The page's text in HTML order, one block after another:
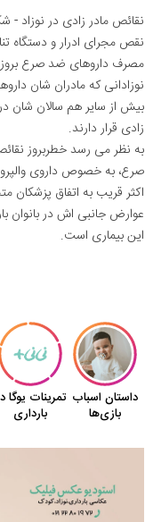
نقائص مادر زادی در نوزاد -
نقص مجرای ادرار و دستگاه
مصرف داروهای ضد صرع بروز
نوزادانی که مادران شان
بیش از سایر هم سالان شان
زادی قرار دارند.
به نظر می رسد خطربروز
صرع، به خصوص داروی
اکثر قریب به اتفاق
عوارض جانبی اش در بانوان
این بیماری است.